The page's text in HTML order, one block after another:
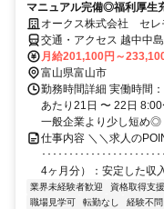
マニュアル完備◎福利厚生
オークス株式会社 セレ
交通・アクセス 越中中
月給201,100円～
富山県富山市
勤務時間詳細 実働時間
あたり21日 〜 22日
一般企業より少し短め◎
仕事内容 ＼＼求人の
････････････････････
4ヶ月分）：安定した収
業界未経験者歓迎 資格取得支
職場見学可
転勤なし 経験不問